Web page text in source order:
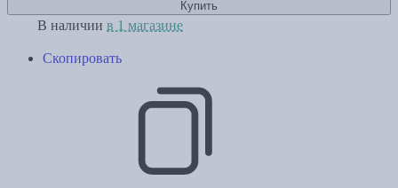
Купить
В наличии в 1 магазине
Скопировать